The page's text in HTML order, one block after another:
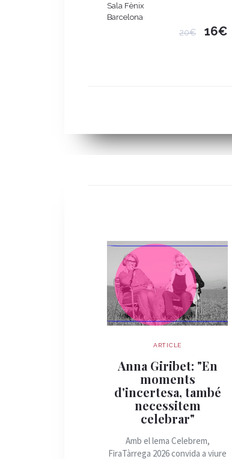
Sala Fènix
Barcelona
20€ 16€
ARTICLE
Anna Giribet: "En
moments
d'incertesa, també
necessitem
celebrar"
Amb el lema Celebrem,
FiraTàrrega 2026 convida a viure